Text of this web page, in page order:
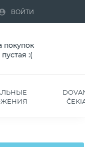
ВОЙТИ
покупок
:(